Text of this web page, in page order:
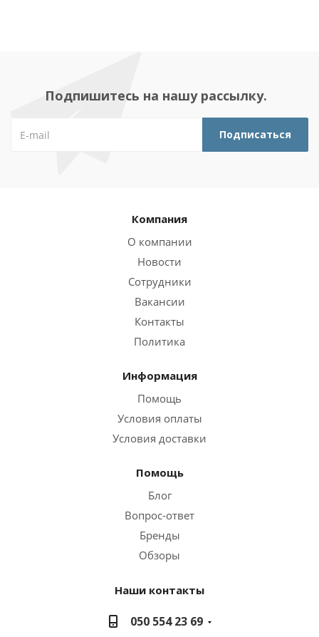
Подпишитесь на нашу рассылку.
Компания
О компании
Новости
Сотрудники
Вакансии
Контакты
Политика
Информация
Помощь
Условия оплаты
Условия доставки
Помощь
Блог
Вопрос-ответ
Бренды
Обзоры
Наши контакты
050 554 23 69